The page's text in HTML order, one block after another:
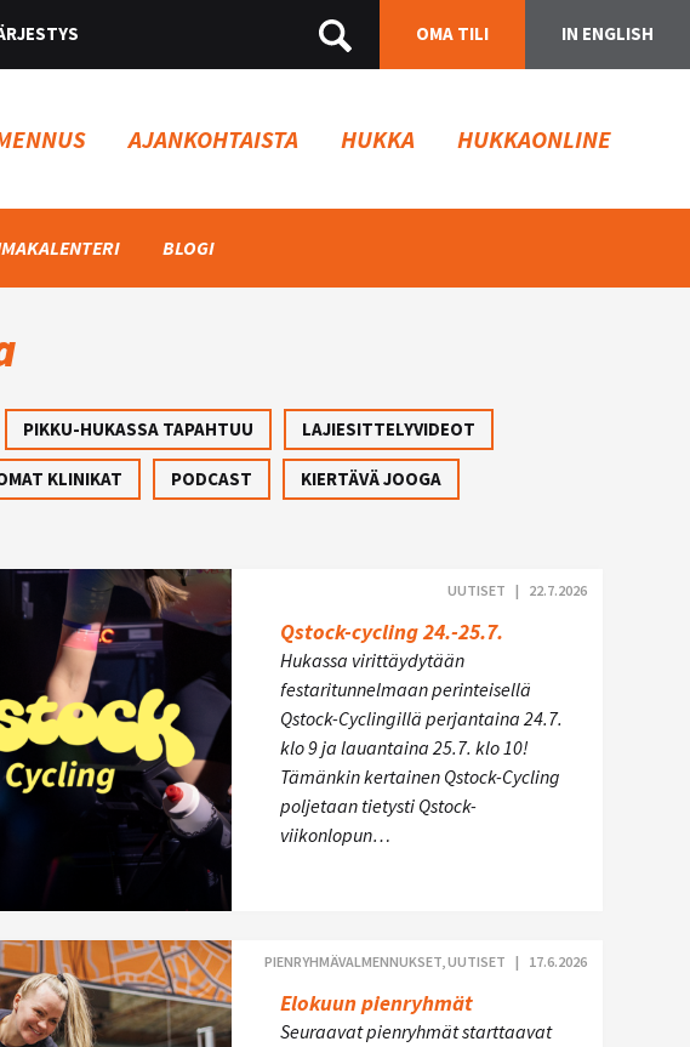
OMA TILI IN ENGLISH
AJANKOHTAISTA HUKKA HUKKAONLINE
BLOGI
PIKKU-HUKASSA TAPAHTUU LAJIESITTELYVIDEOT
KLINIKAT PODCAST KIERTÄVÄ JOOGA
UUTISET | 22.7.2026
Qstock-cycling 24.-25.7.
Hukassa virittäydytään
festaritunnelmaan perinteisellä
Qstock-Cyclingillä perjantaina 24.7.
klo 9 ja lauantaina 25.7. klo 10!
Tämänkin kertainen Qstock-Cycling
poljetaan tietysti Qstock-
viikonlopun…
PIENRYHMÄVALMENNUKSET, UUTISET | 17.6.2026
Elokuun pienryhmät
Seuraavat pienryhmät starttaavat